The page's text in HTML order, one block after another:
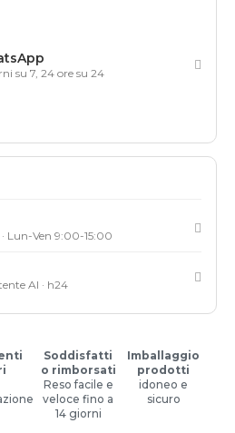
su 7, 24 ore su 24
Lun-Ven 9:00-15:00
AI · h24
Soddisfatti
o rimborsati
Reso facile e
veloce fino a
14 giorni
Imballaggio
prodotti
idoneo e
sicuro